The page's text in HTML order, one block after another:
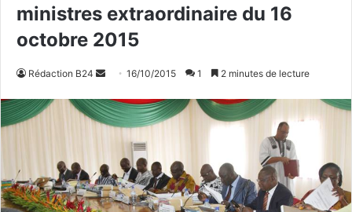
ministres extraordinaire du 16
octobre 2015
Rédaction B24
v
o
e
r
u
16/10/2015 1 2 minutes de lecture